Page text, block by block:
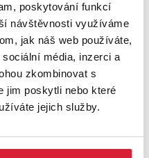
poskytování funkcí
návštěvnosti využíváme
jak náš web používáte,
média, inzerci a
zkombinovat s
jim poskytli nebo které
jejich služby.